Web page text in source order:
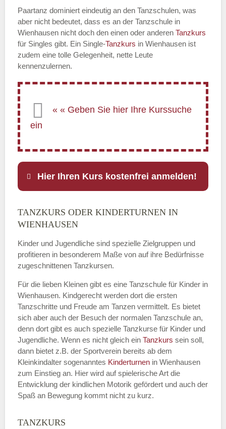
Paartanz dominiert eindeutig an den Tanzschulen, was
aber nicht bedeutet, dass es an der Tanzschule in
Wienhausen nicht doch den einen oder anderen Tanzkurs
für Singles gibt. Ein Single-Tanzkurs in Wienhausen ist
zudem eine tolle Gelegenheit, nette Leute
kennenzulernen.
Hier Ihren Kurs kostenfrei anmelden!
Name
E-Mail*
Name der Tanzschule
Kontakt E-Mail
TANZKURS ODER KINDERTURNEN IN
WIENHAUSEN
Kinder und Jugendliche sind spezielle Zielgruppen und
profitieren in besonderem Maße von auf ihre Bedürfnisse
zugeschnittenen Tanzkursen.
Für die lieben Kleinen gibt es eine Tanzschule für Kinder in
Wienhausen. Kindgerecht werden dort die ersten
Tanzschritte und Freude am Tanzen vermittelt. Es bietet
sich aber auch der Besuch der normalen Tanzschule an,
denn dort gibt es auch spezielle Tanzkurse für Kinder und
Jugendliche. Wenn es nicht gleich ein Tanzkurs sein soll,
dann bietet z.B. der Sportverein bereits ab dem
Kleinkindalter sogenanntes Kinderturnen in Wienhausen
zum Einstieg an. Hier wird auf spielerische Art die
Entwicklung der kindlichen Motorik gefördert und auch der
Spaß an Bewegung kommt nicht zu kurz.
TANZKURS